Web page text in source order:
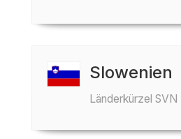
Slowenien
Länderkürzel SVN